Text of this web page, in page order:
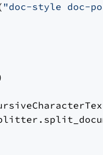
"doc-style doc-